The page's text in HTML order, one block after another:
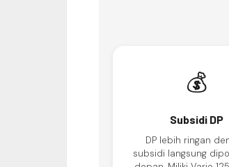
💰
Subsidi DP
DP lebih ringan
subsidi langsung